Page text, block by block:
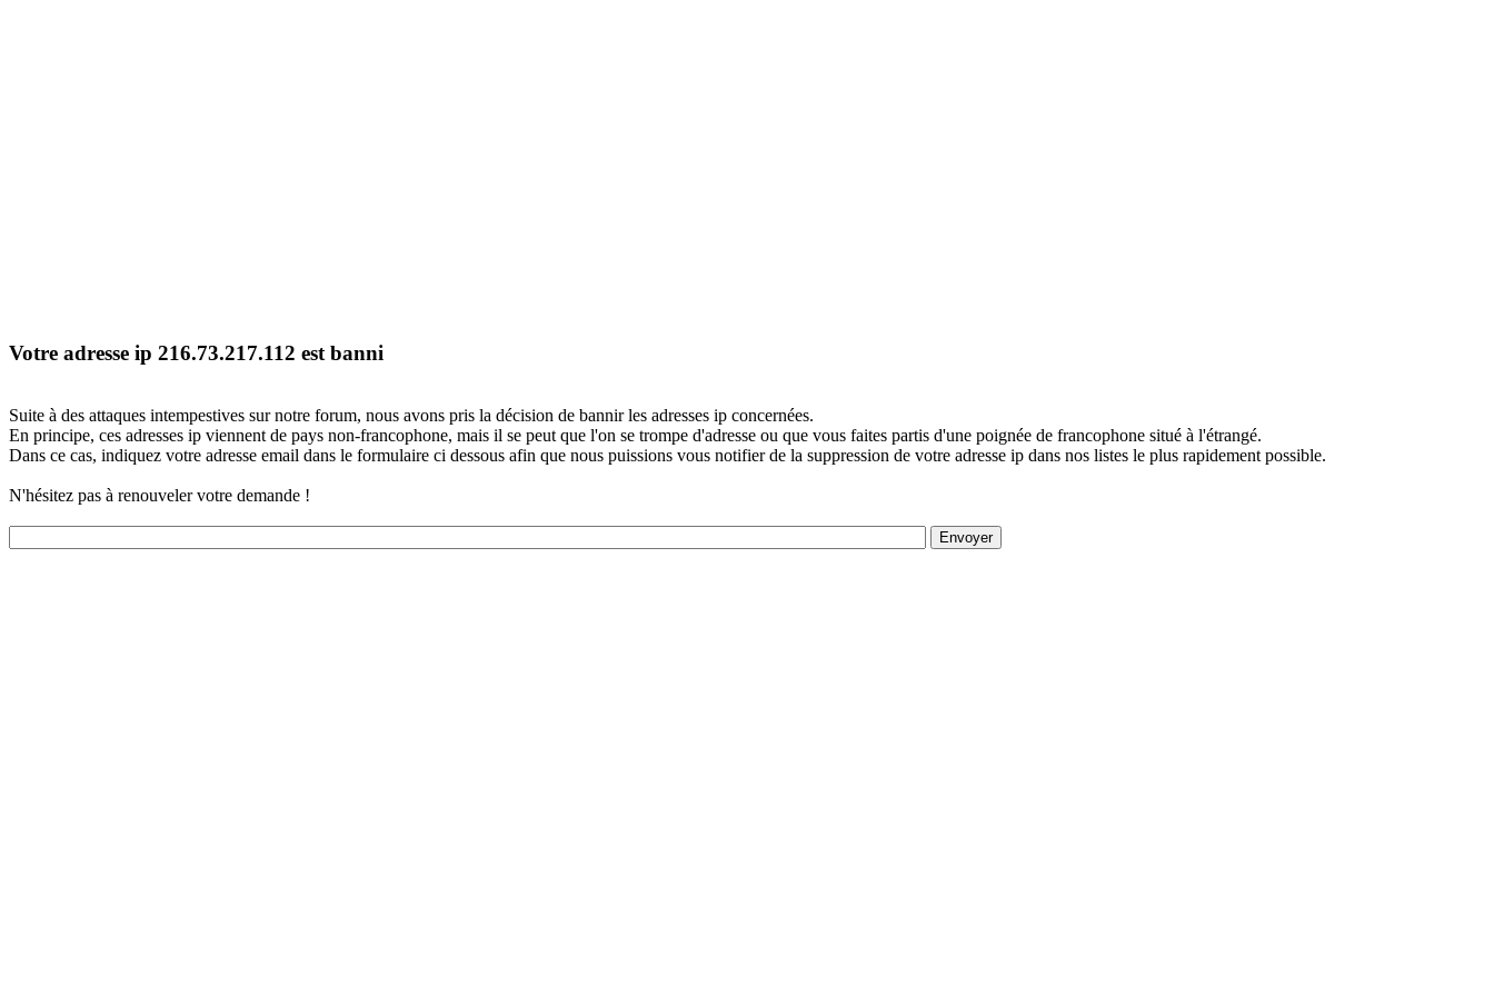
Votre adresse ip 216.73.217.112 est banni
Suite à des attaques intempestives sur notre forum, nous avons pris la décision de bannir les adresses ip concernées.
En principe, ces adresses ip viennent de pays non-francophone, mais il se peut que l'on se trompe d'adresse ou que vous faites partis d'une poignée de francophone situé à l'étrangé.
Dans ce cas, indiquez votre adresse email dans le formulaire ci dessous afin que nous puissions vous notifier de la suppression de votre adresse ip dans nos listes le plus rapidement possible.
N'hésitez pas à renouveler votre demande !